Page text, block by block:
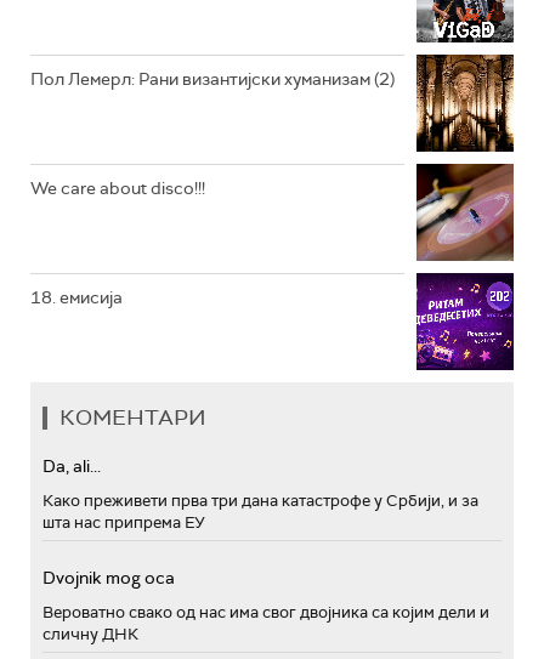
Пол Лемерл: Рани византијски хуманизам (2)
We care about disco!!!
18. емисија
КОМЕНТАРИ
Da, ali...
Како преживети прва три дана катастрофе у Србији, и за
шта нас припрема ЕУ
Dvojnik mog oca
Вероватно свако од нас има свог двојника са којим дели и
сличну ДНК